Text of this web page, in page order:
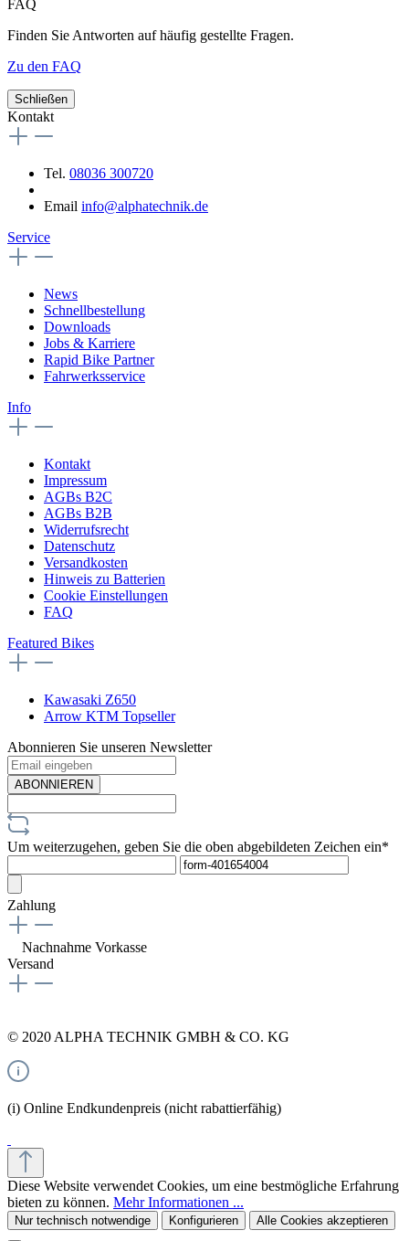
FAQ
Finden Sie Antworten auf häufig gestellte Fragen.
Zu den FAQ
Schließen
Kontakt
Tel. 08036 300720
Email info@alphatechnik.de
Service
News
Schnellbestellung
Downloads
Jobs & Karriere
Rapid Bike Partner
Fahrwerksservice
Info
Kontakt
Impressum
AGBs B2C
AGBs B2B
Widerrufsrecht
Datenschutz
Versandkosten
Hinweis zu Batterien
Cookie Einstellungen
FAQ
Featured Bikes
Kawasaki Z650
Arrow KTM Topseller
Abonnieren Sie unseren Newsletter
ABONNIEREN
Um weiterzugehen, geben Sie die oben abgebildeten Zeichen ein*
Zahlung
Nachnahme Vorkasse
Versand
© 2020 ALPHA TECHNIK GMBH & CO. KG
(i) Online Endkundenpreis (nicht rabattierfähig)
Diese Website verwendet Cookies, um eine bestmögliche Erfahrung
bieten zu können. Mehr Informationen ...
Nur technisch notwendige Konfigurieren Alle Cookies akzeptieren